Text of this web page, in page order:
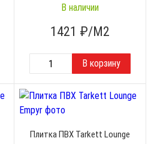
В наличии
1421 ₽/М2
Плитка ПВХ Tarkett Lounge